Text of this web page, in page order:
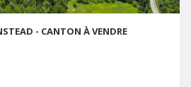
- CANTON À VENDRE